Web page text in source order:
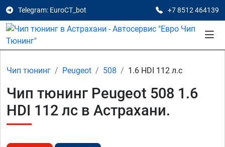
Telegram: EuroCT_bot +7 8512 464139
Чип тюнинг Peugeot 508 1.6 HDI 112 л.с
Чип тюнинг Peugeot 508 1.6
HDI 112 лс в Астрахани.